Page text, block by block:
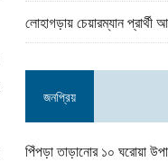
লোহাগড়ায় চেয়ারম্যান
জনপ্রিয়
পিঁপড়া তাড়ানোর ১০ ঘরোয়া